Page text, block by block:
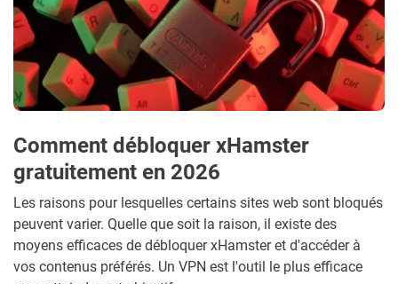
Comment débloquer xHamster
gratuitement en 2026
Les raisons pour lesquelles certains sites web sont bloqués
peuvent varier. Quelle que soit la raison, il existe des
moyens efficaces de débloquer xHamster et d'accéder à
vos contenus préférés. Un VPN est l'outil le plus efficace